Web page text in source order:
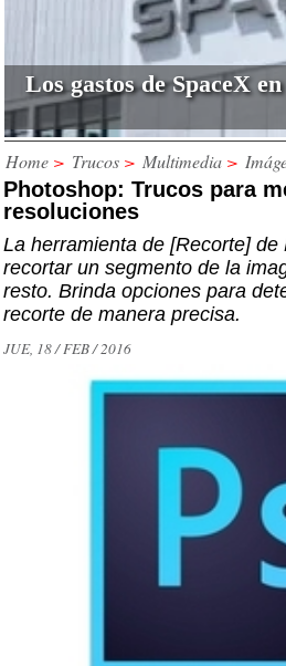
Los gastos de SpaceX
Home > Trucos > Multimedia >
Photoshop: Trucos para
resoluciones
La herramienta de [Recorte] de
recortar un segmento de la
resto. Brinda opciones para
recorte de manera precisa.
JUE, 18 / FEB / 2016